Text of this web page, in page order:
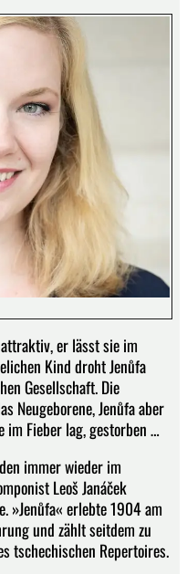
er lässt sie im
Kind droht Jenůfa
Gesellschaft. Die
Neugeborene, Jenůfa aber
im Fieber lag, gestorben …
immer wieder im
Leoš Janáček
»Jenůfa« erlebte 1904 am
und zählt seitdem zu
tschechischen Repertoires.